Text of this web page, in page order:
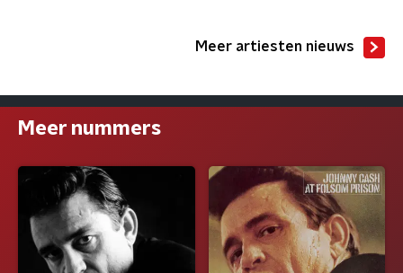
Meer artiesten nieuws
Meer nummers